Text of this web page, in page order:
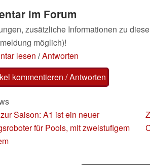
im Forum
zusätzliche Informationen zu
möglich)!
lesen /Antworten
kommentieren / Antworten
Saison: A1 ist ein neuer
für Pools, mit zweistufigem